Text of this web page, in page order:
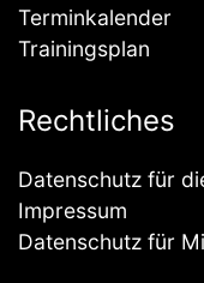
Terminkalender
Trainingsplan
Rechtliches
Datenschutz für
Impressum
Datenschutz für